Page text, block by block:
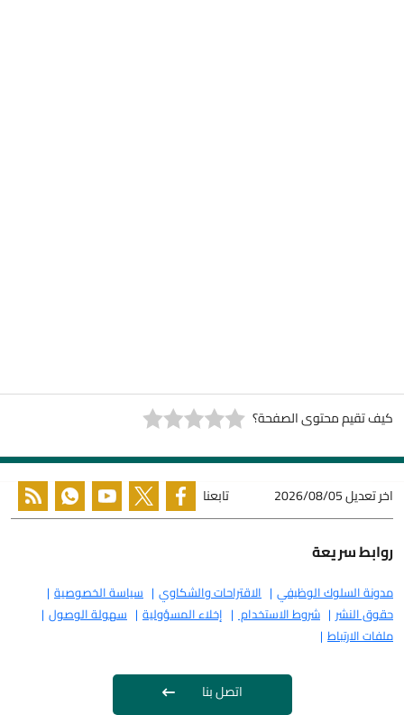
كيف تقيم محتوى الصفحة؟
اخر تعديل2026/08/05 تابعنا
روابط سريعة
مدونة السلوك الوظيفي الاقتراحات والشكاوي
سياسة الخصوصية
حقوق النشر
شروط الاستخدام إخلاء المسؤولية
سهولة الوصول
ملفات الارتباط
اتصل بنا